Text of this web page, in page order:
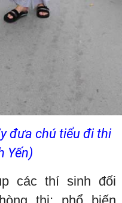
đưa chú tiểu đi thi
Yến)
các thí sinh đối